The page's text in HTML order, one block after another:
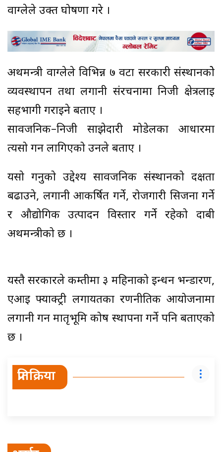
वाग्लेले उक्त घोषणा गरे ।
अर्थमन्त्री वाग्लेले विभिन्न ७ वटा सरकारी संस्थानकोे
व्यवस्थापन तथा लगानी संरचनामा निजी क्षेत्रलाई
सहभागी गराइने बताए ।
सार्वजनिक–निजी साझेदारी मोडेलका आधारमा
त्यसो गर्न लागिएको उनले बताए ।
यसो गर्नुको उद्देश्य सार्वजनिक संस्थानको दक्षता
बढाउने, लगानी आकर्षित गर्ने, रोजगारी सिर्जना गर्ने
र औद्योगिक उत्पादन विस्तार गर्ने रहेको दाबी
अर्थमन्त्रीको छ ।
यस्तै सरकारले कम्तीमा ३ महिनाको इन्धन भन्डारण,
एआई फ्याक्ट्री लगायतका रणनीतिक आयोजनामा
लगानी गर्न मातृभूमि कोष स्थापना गर्ने पनि बताएको
छ ।
प्रतिक्रिया